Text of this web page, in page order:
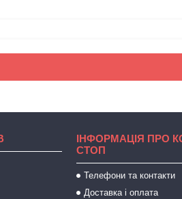
ІНФОРМАЦІЯ ПРО
СТОП
Телефони та контакти
Доставка і оплата